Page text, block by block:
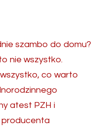
szambo do domu?
nie wszystko.
co warto
atest PZH i
producenta